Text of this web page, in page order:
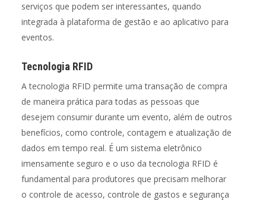
serviços que podem ser interessantes, quando
integrada à plataforma de gestão e ao aplicativo para
eventos.
Tecnologia RFID
A tecnologia RFID permite uma transação de compra
de maneira prática para todas as pessoas que
desejem consumir durante um evento, além de outros
benefícios, como controle, contagem e atualização de
dados em tempo real. É um sistema eletrônico
imensamente seguro e o uso da tecnologia RFID é
fundamental para produtores que precisam melhorar
o controle de acesso, controle de gastos e segurança